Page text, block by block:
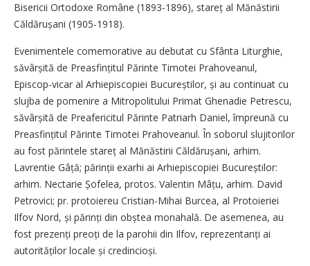
Bisericii Ortodoxe Române (1893-1896), stareț al Mănăstirii
Căldărușani (1905-1918).
Evenimentele comemorative au debutat cu Sfânta Liturghie,
săvârșită de Preasfințitul Părinte Timotei Prahoveanul,
Episcop-vicar al Arhiepiscopiei Bucureștilor, și au continuat cu
slujba de pomenire a Mitropolitului Primat Ghenadie Petrescu,
săvârșită de Preafericitul Părinte Patriarh Daniel, împreună cu
Preasfințitul Părinte Timotei Prahoveanul. În soborul slujitorilor
au fost părintele stareț al Mănăstirii Căldărușani, arhim.
Lavrentie Gâță; părinții exarhi ai Arhiepiscopiei Bucureștilor:
arhim. Nectarie Șofelea, protos. Valentin Mâțu, arhim. David
Petrovici; pr. protoiereu Cristian-Mihai Burcea, al Protoieriei
Ilfov Nord, și părinți din obștea monahală. De asemenea, au
fost prezenți preoți de la parohii din Ilfov, reprezentanți ai
autorităților locale și credincioși.